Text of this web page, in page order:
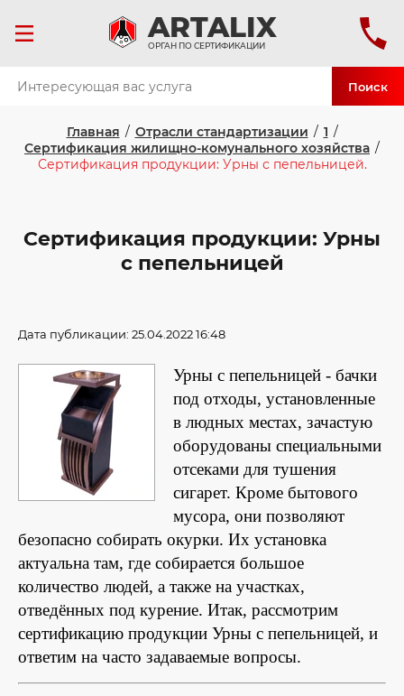
ARTALIX
ОРГАН ПО СЕРТИФИКАЦИИ
Поиск
Главная / Отрасли стандартизации / 1 /
Сертификация жилищно-комунального хозяйства /
Сертификация продукции: Урны с пепельницей.
Сертификация продукции: Урны
с пепельницей
Дата публикации: 25.04.2022 16:48
Урны с пепельницей - бачки
под отходы, установленные
в людных местах, зачастую
оборудованы специальными
отсеками для тушения
сигарет. Кроме бытового
мусора, они позволяют
безопасно собирать окурки. Их установка
актуальна там, где собирается большое
количество людей, а также на участках,
отведённых под курение. Итак, рассмотрим
сертификацию продукции Урны с пепельницей, и
ответим на часто задаваемые вопросы.